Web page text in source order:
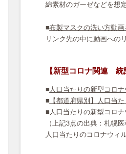
綿素材のガーゼなどを想
■布製マスクの洗い方動
リンク先の中に動画への
【新型コロナ関連 統
■人口当たりの新型コロナ
■【都道府県別】人口当
■人口当たりの新型コロナ
（上記3点の出典：札幌
人口当たりのコロナウィ